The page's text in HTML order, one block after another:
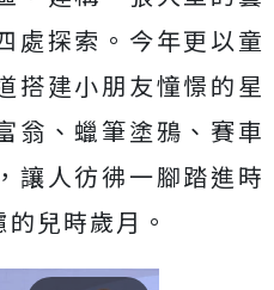
處探索。今年更以童
搭建小朋友憧憬的星
翁、蠟筆塗鴉、賽車
讓人彷彿一腳踏進時
兒時歲月。